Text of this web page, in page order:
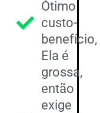
Ótimo
custo-
benefício,
Ela é
grossa,
então
exige